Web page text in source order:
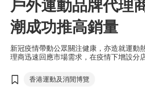
戶外運動品牌代理
潮成功推高銷量
新冠疫情帶動公眾關注健康，亦造就運動
理商迅速回應市場需求，在疫情下增設分
保持生意持續增長。無論疫情前後，參與
該企業更藉此推廣會員制，吸引新客回流
香港運動及消閒博覽